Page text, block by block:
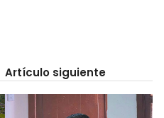
Artículo siguiente